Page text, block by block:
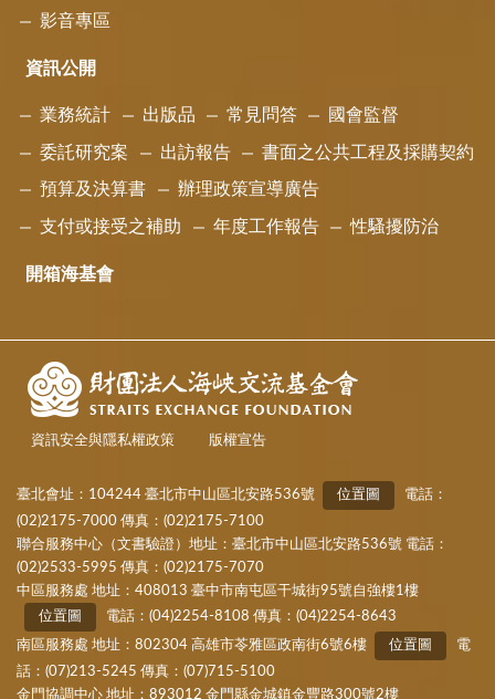
影音專區
資訊公開
業務統計 出版品 常見問答 國會監督
委託研究案 出訪報告 書面之公共工程及採購契約
預算及決算書 辦理政策宣導廣告
支付或接受之補助 年度工作報告 性騷擾防治
開箱海基會
資訊安全與隱私權政策 版權宣告
臺北會址：104244 臺北市中山區北安路536號 位置圖
電話：
(02)2175-7000 傳真：(02)2175-7100
聯合服務中心（文書驗證）地址：臺北市中山區北安路536號 電話：
(02)2533-5995 傳真：(02)2175-7070
中區服務處 地址：408013 臺中市南屯區干城街95號自強樓1樓
位置圖
電話：(04)2254-8108 傳真：(04)2254-8643
南區服務處 地址：802304 高雄市苓雅區政南街6號6樓
位置圖
電
話：(07)213-5245 傳真：(07)715-5100
金門協調中心 地址：893012 金門縣金城鎮金豐路300號2樓